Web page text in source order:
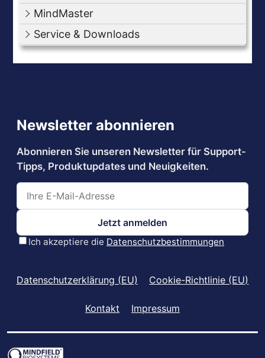
MindMaster
Service & Downloads
Datenschutzerklärung (EU) Cookie-Richtlinie (EU)
Kontakt Impressum